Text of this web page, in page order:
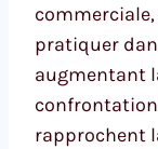
pratiquer
augmentant
confrontation
rapprochent